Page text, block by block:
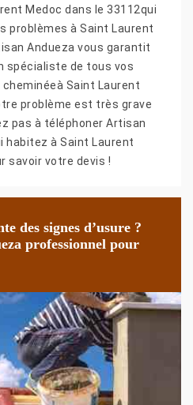
Medoc dans le 33112qui
problèmes à Saint Laurent
Andueza vous garantit
spécialiste de tous vos
Saint Laurent
problème est très grave
pas à téléphoner Artisan
habitez à Saint Laurent
savoir votre devis !
des signes d’usure ?
professionnel pour